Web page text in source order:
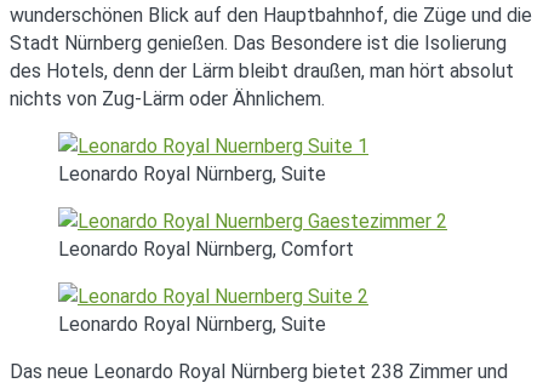
wunderschönen Blick auf den Hauptbahnhof, die Züge und die
Stadt Nürnberg genießen. Das Besondere ist die Isolierung
des Hotels, denn der Lärm bleibt draußen, man hört absolut
nichts von Zug-Lärm oder Ähnlichem.
Leonardo Royal Nürnberg, Suite
Leonardo Royal Nürnberg, Comfort
Leonardo Royal Nürnberg, Suite
Das neue Leonardo Royal Nürnberg bietet 238 Zimmer und